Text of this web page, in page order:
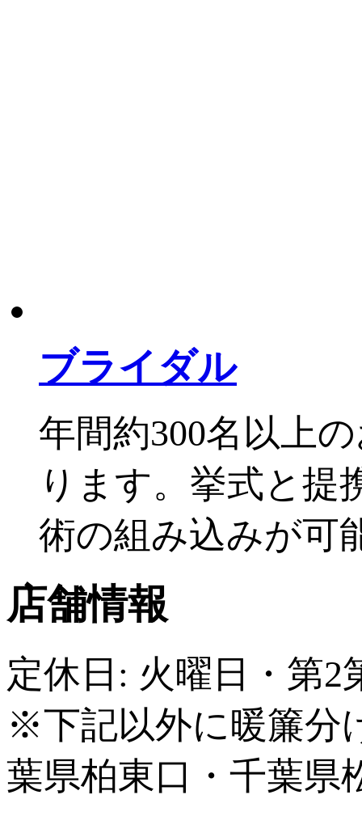
ブライダル
年間約300名以上
ります。挙式と提
術の組み込みが可
店舗情報
定休日: 火曜日・第2
※下記以外に暖簾分
葉県柏東口・千葉県